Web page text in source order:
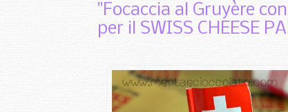
"Focaccia al Gruyère
per il SWISS CHEESE